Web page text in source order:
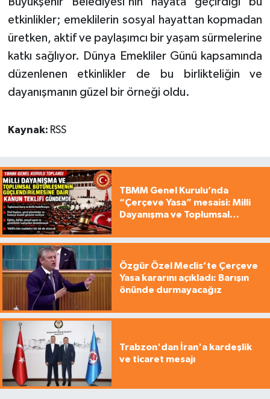
etkinlikler; emeklilerin sosyal hayattan kopmadan
üretken, aktif ve paylaşımcı bir yaşam sürmelerine
katkı sağlıyor. Dünya Emekliler Günü kapsamında
düzenlenen etkinlikler de bu birlikteliğin ve
dayanışmanın güzel bir örneği oldu.
Kaynak: RSS
TBMM Genel Kurulu’nda
“Çerçeve Yasa” mesaisi: Milli
Dayanışma ve Toplumsal
Özgür Özel Meclis’te Çerçeve
Yasa kararını açıkladı: Barışın
önünde durmayacağız
Trabzon'dan İran'a kardeşlik
ve ticaret mesajı